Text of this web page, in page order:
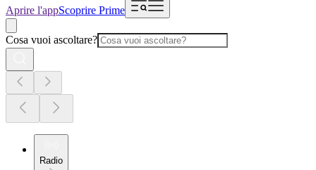
Aprire l'appScoprire Prime
Cosa vuoi ascoltare?
Radio